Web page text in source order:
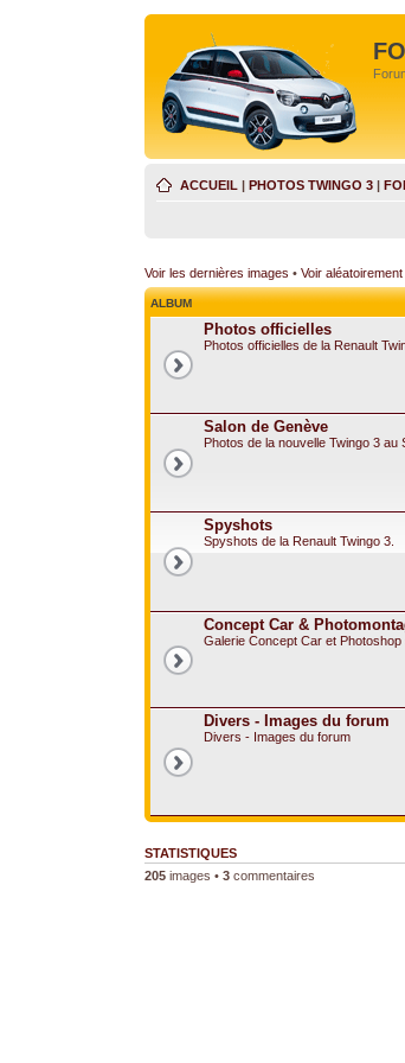
ACCUEIL | PHOTOS TWINGO 3 |
Voir les dernières images • Voir
ALBUM
Photos officielles
Photos officielles de la Renault
Salon de Genève
Photos de la nouvelle Twingo 3 au
Spyshots
Spyshots de la Renault Twingo 3.
Concept Car &
Galerie Concept Car et Photoshop
Divers - Images du forum
Divers - Images du forum
STATISTIQUES
205 images • 3 commentaires